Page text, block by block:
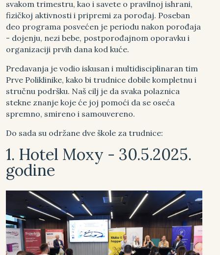
svakom trimestru, kao i savete o pravilnoj ishrani,
fizičkoj aktivnosti i pripremi za porođaj. Poseban
deo programa posvećen je periodu nakon porođaja
- dojenju, nezi bebe, postporođajnom oporavku i
organizaciji prvih dana kod kuće.
Predavanja je vodio iskusan i multidisciplinaran tim
Prve Poliklinike, kako bi trudnice dobile kompletnu i
stručnu podršku. Naš cilj je da svaka polaznica
stekne znanje koje će joj pomoći da se oseća
spremno, smireno i samouvereno.
Do sada su održane dve škole za trudnice:
1. Hotel Moxy - 30.5.2025.
godine